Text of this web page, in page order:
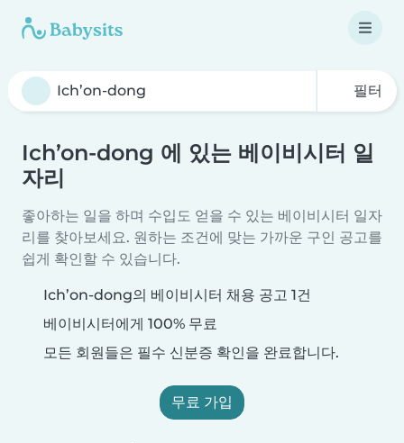
필터
Ich’on-dong 에 있는 베이비시터 일
자리
좋아하는 일을 하며 수입도 얻을 수 있는 베이비시터 일자
리를 찾아보세요. 원하는 조건에 맞는 가까운 구인 공고를
쉽게 확인할 수 있습니다.
Ich’on-dong의 베이비시터 채용 공고 1건
베이비시터에게 100% 무료
모든 회원들은 필수 신분증 확인을 완료합니다.
무료 가입